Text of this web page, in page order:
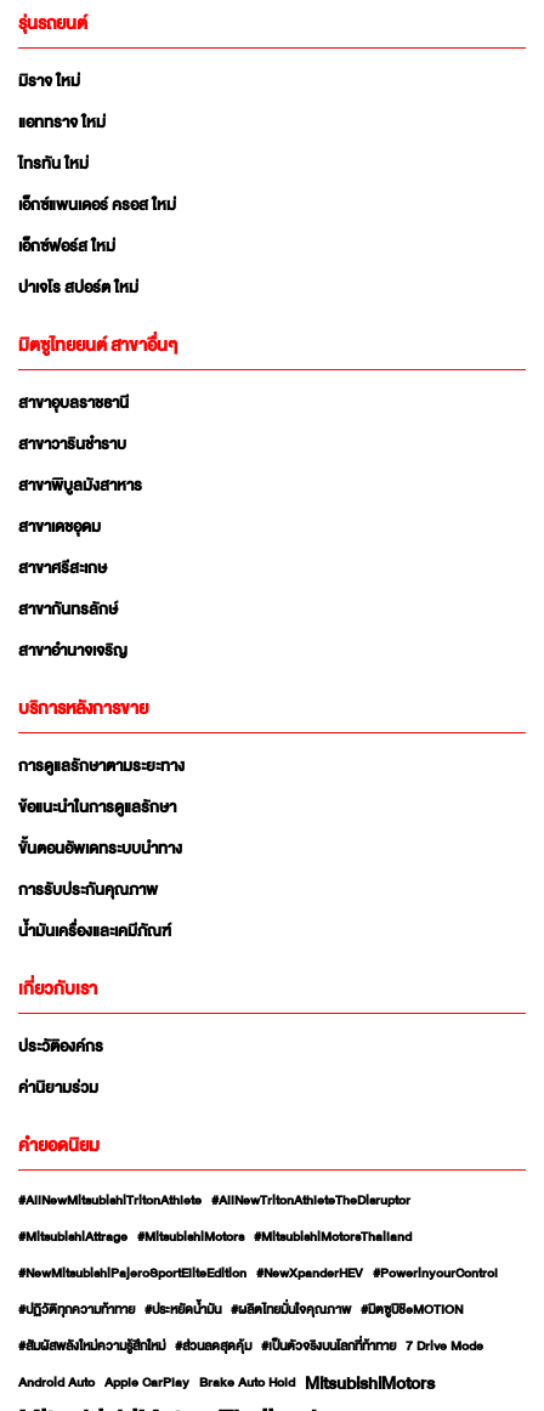
รุ่นรถยนต์
มิราจ ใหม่
แอททราจ ใหม่
ไทรทัน ใหม่
เอ็กซ์แพนเดอร์ ครอส ใหม่
เอ็กซ์ฟอร์ส ใหม่
ปาเจโร สปอร์ต ใหม่
มิตซูไทยยนต์ สาขาอื่นๆ
สาขาอุบลราชธานี
สาขาวารินชำราบ
สาขาพิบูลมังสาหาร
สาขาเดชอุดม
สาขาศรีสะเกษ
สาขากันทรลักษ์
สาขาอำนาจเจริญ
บริการหลังการขาย
การดูแลรักษาตามระยะทาง
ข้อแนะนำในการดูแลรักษา
ขั้นตอนอัพเดทระบบนำทาง
การรับประกันคุณภาพ
น้ำมันเครื่องและเคมีภัณฑ์
เกี่ยวกับเรา
ประวัติองค์กร
ค่านิยามร่วม
คำยอดนิยม
#AllNewMitsubishiTritonAthlete #AllNewTritonAthleteTheDisruptor
#MitsubishiAttrage #MitsubishiMotors #MitsubishiMotorsThailand
#NewMitsubishiPajeroSportEliteEdition #NewXpanderHEV #PowerinyourControl
#ปฏิวัติทุกความท้าทาย #ประหยัดน้ำมัน #ผลิตไทยมั่นใจคุณภาพ #มิตซูบิชิeMOTION
#สัมผัสพลังใหม่ความรู้สึกใหม่ #ส่วนลดสุดคุ้ม #เป็นตัวจริงบนโลกที่ท้าทาย 7 Drive Mode
Android Auto Apple CarPlay Brake Auto Hold MitsubishiMotors